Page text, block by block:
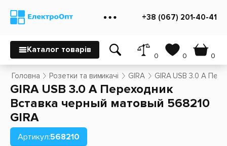
+38 (067) 201-40-41
Каталог товарів
0 0 0
Головна Розетки та вимикачі GIRA GIRA USB 3.0 A
GIRA USB 3.0 A Переходник
Вставка черный матовый 568210
GIRA
Артикул:568210